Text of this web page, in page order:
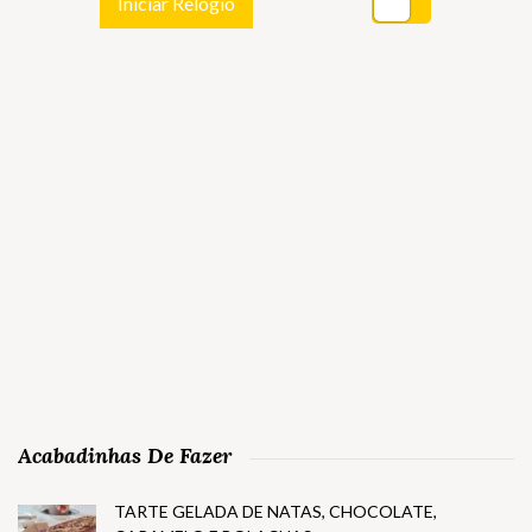
Acabadinhas De Fazer
TARTE GELADA DE NATAS, CHOCOLATE,